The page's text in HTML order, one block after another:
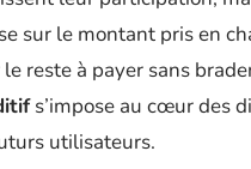
sur le montant pris en
reste à payer sans
s’impose au cœur des
utilisateurs.